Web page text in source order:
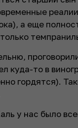
а еще
куда-то в
гордятся).
у нас было